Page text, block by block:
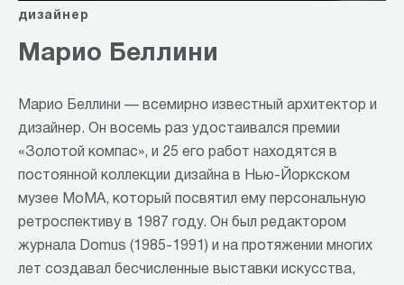
дизайнер
Марио Беллини
Марио Беллини — всемирно известный архитектор и
дизайнер. Он восемь раз удостаивался премии
«Золотой компас», и 25 его работ находятся в
постоянной коллекции дизайна в Нью-Йоркском
музее МоМА, который посвятил ему персональную
ретроспективу в 1987 году. Он был редактором
журнала Domus (1985-1991) и на протяжении многих
лет создавал бесчисленные выставки искусства,